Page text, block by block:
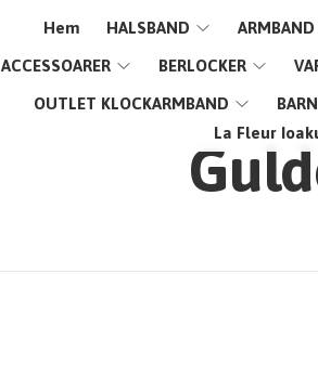
Hem HALSBAND ARMBAND
ACCESSOARER BERLOCKER
OUTLET KLOCKARMBAND
La Fleur